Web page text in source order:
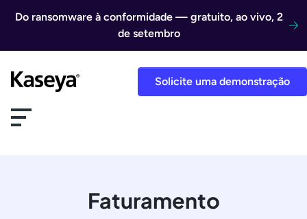
Do ransomware à conformidade — gratuito, ao vivo, 2
de setembro
Solicite uma demonstração
Faturamento